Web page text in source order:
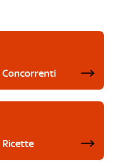
Concorrenti
Ricette